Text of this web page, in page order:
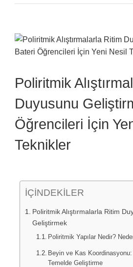
View
Larger
Poliritmik
Duyusunu
Öğrencileri İçin
Teknikler
İÇİNDEKİLER
Poliritmik Alıştırmalarla Ritim
Geliştirmek
Poliritmik Yapılar Nedir?
Beyin ve Kas
Temelde Geliştirme